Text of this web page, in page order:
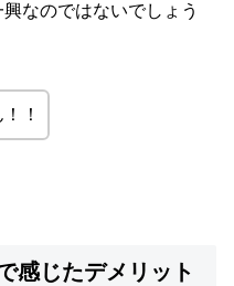
なのではないでしょう
！
感じたデメリット